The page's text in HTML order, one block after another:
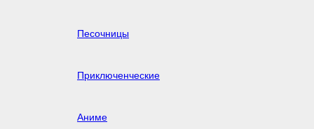
Песочницы
Приключенческие
Аниме